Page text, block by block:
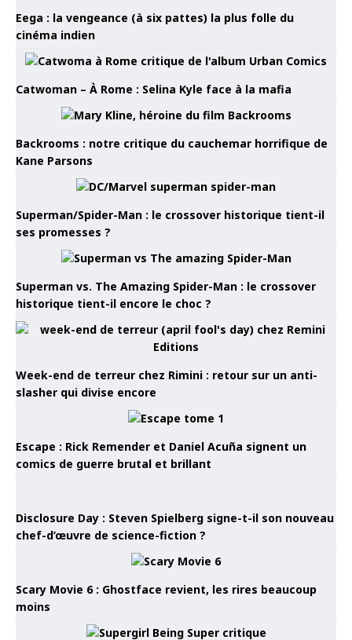
Eega : la vengeance (à six pattes) la plus folle du
cinéma indien
Catwoman – À Rome : Selina Kyle face à la mafia
Backrooms : notre critique du cauchemar horrifique de
Kane Parsons
Superman/Spider-Man : le crossover historique tient-il
ses promesses ?
Superman vs. The Amazing Spider-Man : le crossover
historique tient-il encore le choc ?
Week-end de terreur chez Rimini : retour sur un anti-
slasher qui divise encore
Escape : Rick Remender et Daniel Acuña signent un
comics de guerre brutal et brillant
Disclosure Day : Steven Spielberg signe-t-il son nouveau
chef-d’œuvre de science-fiction ?
Scary Movie 6 : Ghostface revient, les rires beaucoup
moins